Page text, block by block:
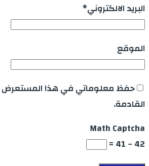
البريد الالكتروني*
الموقع
حفظ معلوماتي في هذا المستعرض
القادمة.
Math Captcha
42 − 41 =